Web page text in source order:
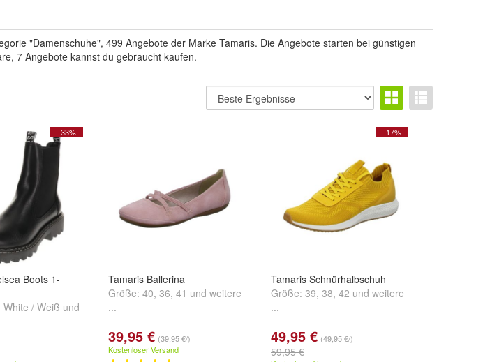
"Damenschuhe", 499 Angebote der Marke Tamaris. Die Angebote starten bei günstigen
7 Angebote kannst du gebraucht kaufen.
- 33%
Boots 1-
White / Weiß und
Tamaris Ballerina
Größe: 40, 36, 41 und weitere
...
39,95 € (39,95 €/)
Kostenloser Versand
- 17%
Tamaris Schnürhalbschuh
Größe: 39, 38, 42 und weitere
...
49,95 € (49,95 €/)
59,95 €